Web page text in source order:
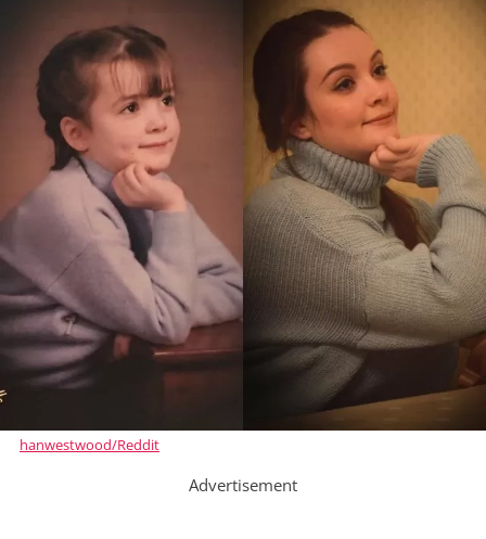
hanwestwood/Reddit
Advertisement